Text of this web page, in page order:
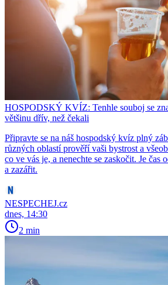
HOSPODSKÝ KVÍZ: Tenhle souboj se
většinu dřív, než čekali
Připravte se na náš hospodský kvíz plný
různých oblastí prověří vaši bystrost a
co ve vás je, a nenechte se zaskočit. Je čas
a zazářit.
NESPECHEJ.cz
dnes, 14:30
2 min